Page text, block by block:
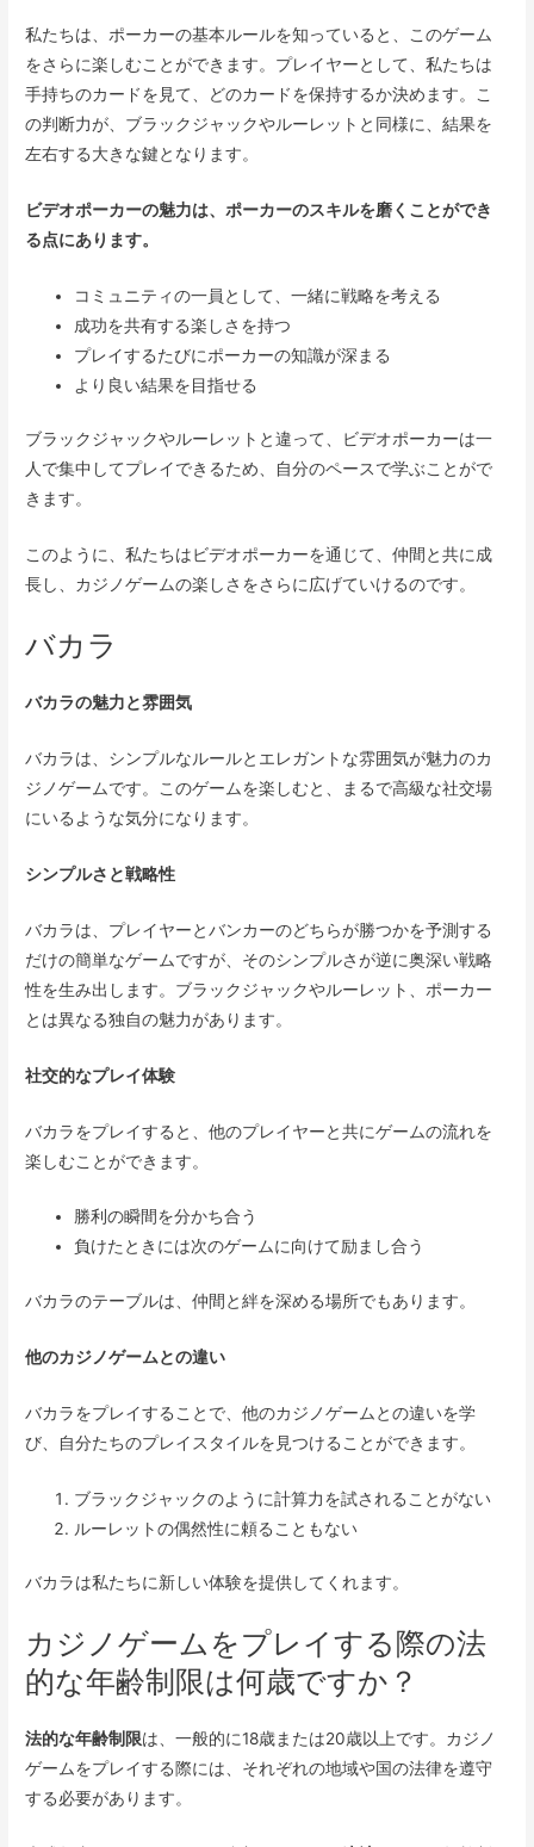
私たちは、ポーカーの基本ルールを知っていると、このゲーム
をさらに楽しむことができます。プレイヤーとして、私たちは
手持ちのカードを見て、どのカードを保持するか決めます。こ
の判断力が、ブラックジャックやルーレットと同様に、結果を
左右する大きな鍵となります。
ビデオポーカーの魅力は、ポーカーのスキルを磨くことができ
る点にあります。
コミュニティの一員として、一緒に戦略を考える
成功を共有する楽しさを持つ
プレイするたびにポーカーの知識が深まる
より良い結果を目指せる
ブラックジャックやルーレットと違って、ビデオポーカーは一
人で集中してプレイできるため、自分のペースで学ぶことがで
きます。
このように、私たちはビデオポーカーを通じて、仲間と共に成
長し、カジノゲームの楽しさをさらに広げていけるのです。
バカラ
バカラの魅力と雰囲気
バカラは、シンプルなルールとエレガントな雰囲気が魅力のカ
ジノゲームです。このゲームを楽しむと、まるで高級な社交場
にいるような気分になります。
シンプルさと戦略性
バカラは、プレイヤーとバンカーのどちらが勝つかを予測する
だけの簡単なゲームですが、そのシンプルさが逆に奥深い戦略
性を生み出します。ブラックジャックやルーレット、ポーカー
とは異なる独自の魅力があります。
社交的なプレイ体験
バカラをプレイすると、他のプレイヤーと共にゲームの流れを
楽しむことができます。
勝利の瞬間を分かち合う
負けたときには次のゲームに向けて励まし合う
バカラのテーブルは、仲間と絆を深める場所でもあります。
他のカジノゲームとの違い
バカラをプレイすることで、他のカジノゲームとの違いを学
び、自分たちのプレイスタイルを見つけることができます。
ブラックジャックのように計算力を試されることがない
ルーレットの偶然性に頼ることもない
バカラは私たちに新しい体験を提供してくれます。
カジノゲームをプレイする際の法
的な年齢制限は何歳ですか？
法的な年齢制限は、一般的に18歳または20歳以上です。カジノ
ゲームをプレイする際には、それぞれの地域や国の法律を遵守
する必要があります。